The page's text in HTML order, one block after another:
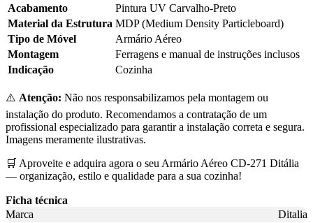
Acabamento
Pintura UV Carvalho-Preto
Material da Estrutura MDP (Medium Density Particleboard)
Tipo de Móvel
Armário Aéreo
Montagem
Ferragens e manual de instruções inclusos
Indicação
Cozinha
⚠️ Atenção: Não nos responsabilizamos pela montagem ou
instalação do produto. Recomendamos a contratação de um
profissional especializado para garantir a instalação correta e segura.
Imagens meramente ilustrativas.
🛒 Aproveite e adquira agora o seu Armário Aéreo CD-271 Ditália
— organização, estilo e qualidade para a sua cozinha!
Ficha técnica
Marca
Ditalia